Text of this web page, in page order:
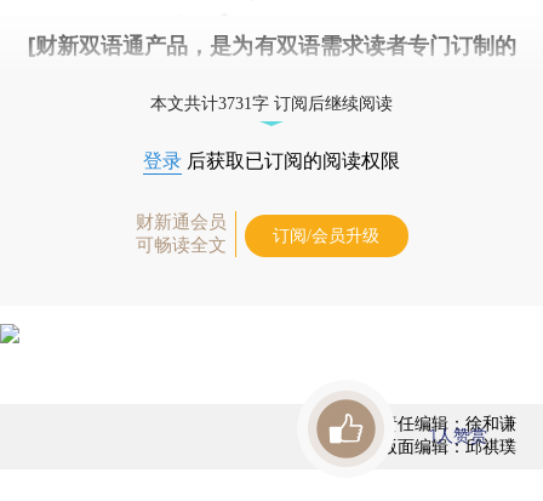
[财新双语通产品，是为有双语需求读者专门订制的
本文共计3731字 订阅后继续阅读
登录 后获取已订阅的阅读权限
财新通会员
可畅读全文
订阅/会员升级
责任编辑：徐和谦
版面编辑：邱祺璞
1人赞赏